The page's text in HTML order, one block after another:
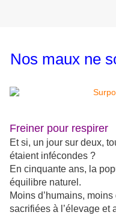
Nos maux ne
Freiner pour respirer
Et si, un jour sur deux,
étaient infécondes ?
En cinquante ans, la
équilibre naturel.
Moins d’humains,
sacrifiées à l’élevage et